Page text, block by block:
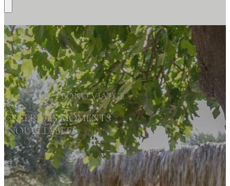
BONO VIATGE
CRÉER DES MOMENTS
INOUBLIABLES